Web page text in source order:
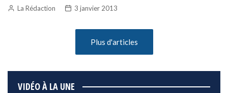
La Rédaction 3 janvier 2013
Plus d'articles
VIDÉO À LA UNE